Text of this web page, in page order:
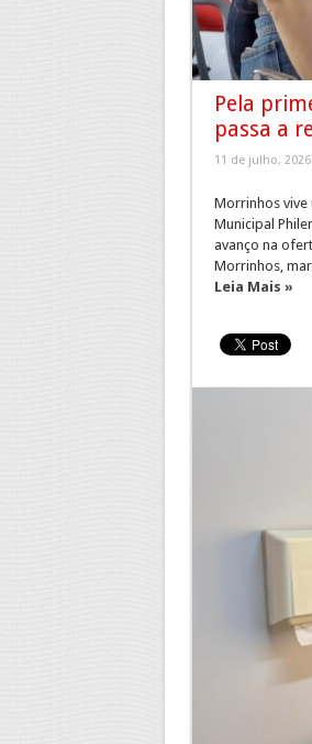
Pela
passa a
11 de julho, 2026
Morrinhos vive
Municipal
avanço na
Morrinhos,
Leia Mais »